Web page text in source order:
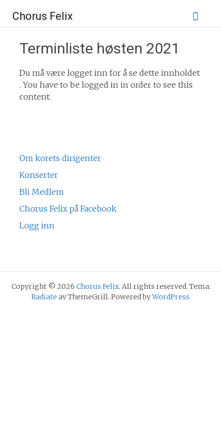
innhold
Chorus Felix
Terminliste høsten 2021
Du må være logget inn for å se dette innholdet
. You have to be logged in in order to see this
content.
Om korets dirigenter
Konserter
Bli Medlem
Chorus Felix på Facebook
Logg inn
Copyright © 2026 Chorus Felix. All rights reserved. Tema:
Radiate av ThemeGrill. Powered byWordPress.